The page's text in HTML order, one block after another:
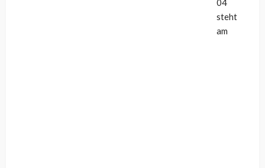
04
steht
am